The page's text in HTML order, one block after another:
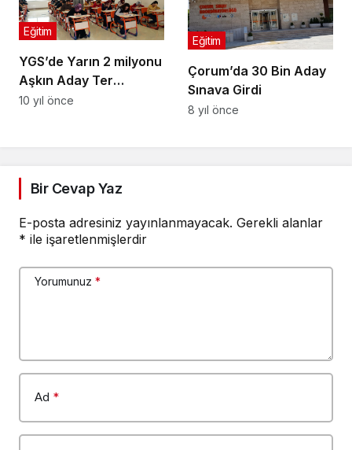
YGS’de Yarın 2 milyonu
Aşkın Aday Ter
Dökecek
Eğitim
10 yıl önce
Çorum’da 30 Bin Aday
Sınava Girdi
Eğitim
8 yıl önce
Bir Cevap Yaz
E-posta adresiniz yayınlanmayacak. Gerekli alanlar
* ile işaretlenmişlerdir
Yorumunuz *
Ad *